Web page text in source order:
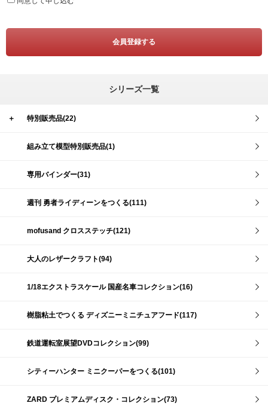
シリーズ一覧
＋ 特別販売品(22)
組み立て模型特別販売品(1)
専用バインダー(31)
週刊 勇者ライディーンをつくる(111)
mofusand クロスステッチ(121)
大人のレザークラフト(94)
1/18エクストラスケール 国産名車コレクション(16)
樹脂粘土でつくる ディズニーミニチュアフード(117)
鉄道運転室展望DVDコレクション(99)
シティーハンター ミニクーパーをつくる(101)
ZARD プレミアムディスク・コレクション(73)